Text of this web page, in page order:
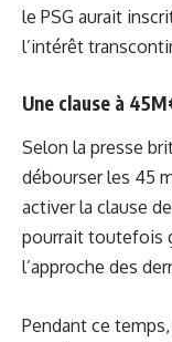
le PSG aurait
l’intérêt
Une clause à
Selon la presse
débourser les 45
activer la clause
pourrait toutefois
l’approche des
Pendant ce